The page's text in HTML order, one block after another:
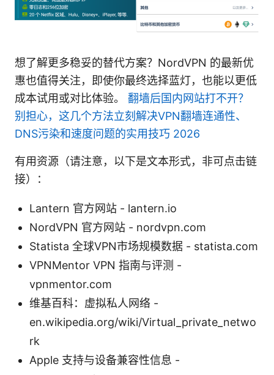
想了解更多稳妥的替代方案？NordVPN 的最新优
惠也值得关注，即使你最终选择蓝灯，也能以更低
成本试用或对比体验。 翻墙后国内网站打不开？
别担心，这几个方法立刻解决VPN翻墙连通性、
DNS污染和速度问题的实用技巧 2026
有用资源（请注意，以下是文本形式，非可点击链
接）：
Lantern 官方网站 - lantern.io
NordVPN 官方网站 - nordvpn.com
Statista 全球VPN市场规模数据 - statista.com
VPNMentor VPN 指南与评测 -
vpnmentor.com
维基百科：虚拟私人网络 -
en.wikipedia.org/wiki/Virtual_private_netwo
rk
Apple 支持与设备兼容性信息 -